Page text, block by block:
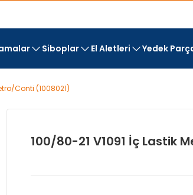
Siboplar El Aletleri Yedek
Conti (1008021)
100/80-21 V1091 İç Lastik